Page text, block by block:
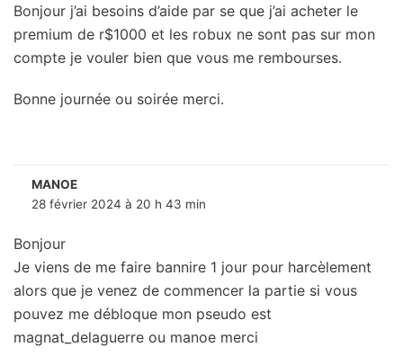
Bonjour j’ai besoins d’aide par se que j’ai acheter le
premium de r$1000 et les robux ne sont pas sur mon
compte je vouler bien que vous me rembourses.
Bonne journée ou soirée merci.
MANOE
28 février 2024 à 20 h 43 min
Bonjour
Je viens de me faire bannire 1 jour pour harcèlement
alors que je venez de commencer la partie si vous
pouvez me débloque mon pseudo est
magnat_delaguerre ou manoe merci